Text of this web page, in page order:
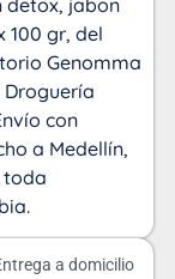
detox, jabon
100 gr, del
Genomma
Droguería
con
a Medellín,
toda
a domicilio